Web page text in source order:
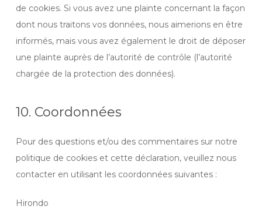
de cookies. Si vous avez une plainte concernant la façon
dont nous traitons vos données, nous aimerions en être
informés, mais vous avez également le droit de déposer
une plainte auprès de l’autorité de contrôle (l’autorité
chargée de la protection des données).
10. Coordonnées
Pour des questions et/ou des commentaires sur notre
politique de cookies et cette déclaration, veuillez nous
contacter en utilisant les coordonnées suivantes :
Hirondo